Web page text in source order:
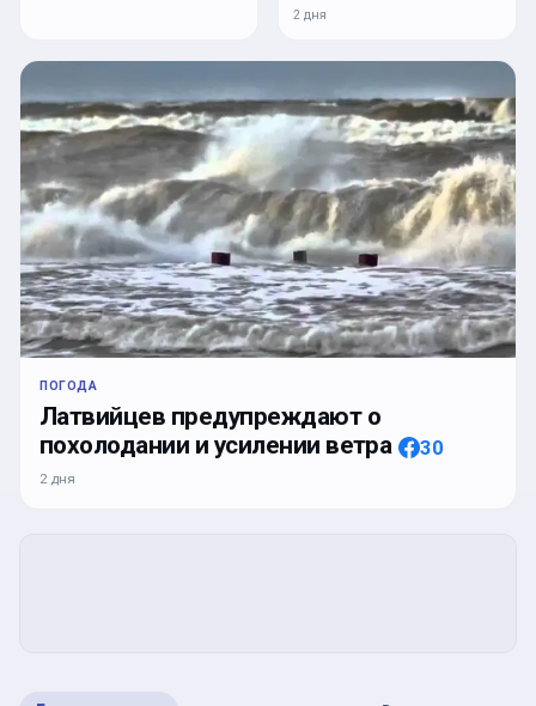
2 дня
ПОГОДА
Латвийцев предупреждают о
похолодании и усилении ветра
30
2 дня